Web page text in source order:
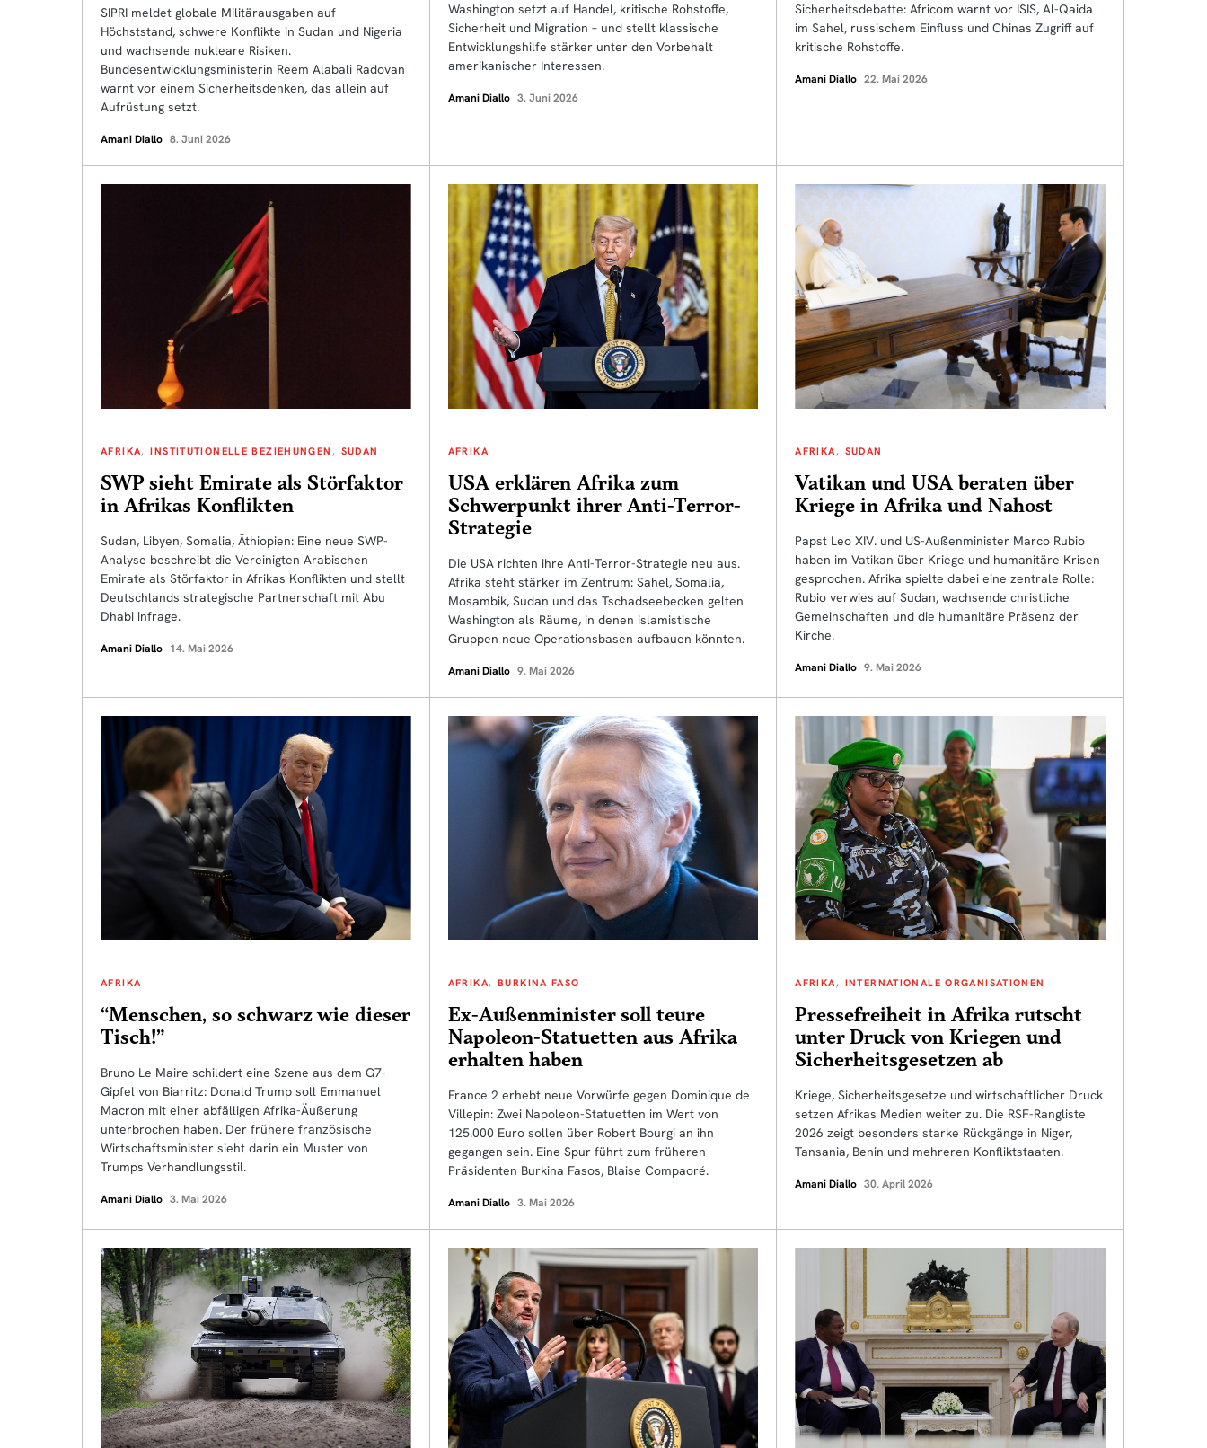
SIPRI meldet globale Militärausgaben auf
Höchststand, schwere Konflikte in Sudan und Nigeria
und wachsende nukleare Risiken.
Bundesentwicklungsministerin Reem Alabali Radovan
warnt vor einem Sicherheitsdenken, das allein auf
Aufrüstung setzt.
Amani Diallo 8. Juni 2026
Washington setzt auf Handel, kritische Rohstoffe,
Sicherheit und Migration – und stellt klassische
Entwicklungshilfe stärker unter den Vorbehalt
amerikanischer Interessen.
Amani Diallo 3. Juni 2026
Sicherheitsdebatte: Africom warnt vor ISIS, Al-Qaida
im Sahel, russischem Einfluss und Chinas Zugriff auf
kritische Rohstoffe.
Amani Diallo 22. Mai 2026
AFRIKA INSTITUTIONELLE BEZIEHUNGEN SUDAN
SWP sieht Emirate als Störfaktor
in Afrikas Konflikten
Sudan, Libyen, Somalia, Äthiopien: Eine neue SWP-
Analyse beschreibt die Vereinigten Arabischen
Emirate als Störfaktor in Afrikas Konflikten und stellt
Deutschlands strategische Partnerschaft mit Abu
Dhabi infrage.
Amani Diallo 14. Mai 2026
AFRIKA
USA erklären Afrika zum
Schwerpunkt ihrer Anti-Terror-
Strategie
Die USA richten ihre Anti-Terror-Strategie neu aus.
Afrika steht stärker im Zentrum: Sahel, Somalia,
Mosambik, Sudan und das Tschadseebecken gelten
Washington als Räume, in denen islamistische
Gruppen neue Operationsbasen aufbauen könnten.
Amani Diallo 9. Mai 2026
AFRIKA SUDAN
Vatikan und USA beraten über
Kriege in Afrika und Nahost
Papst Leo XIV. und US-Außenminister Marco Rubio
haben im Vatikan über Kriege und humanitäre Krisen
gesprochen. Afrika spielte dabei eine zentrale Rolle:
Rubio verwies auf Sudan, wachsende christliche
Gemeinschaften und die humanitäre Präsenz der
Kirche.
Amani Diallo 9. Mai 2026
AFRIKA
“Menschen, so schwarz wie dieser
Tisch!”
Bruno Le Maire schildert eine Szene aus dem G7-
Gipfel von Biarritz: Donald Trump soll Emmanuel
Macron mit einer abfälligen Afrika-Äußerung
unterbrochen haben. Der frühere französische
Wirtschaftsminister sieht darin ein Muster von
Trumps Verhandlungsstil.
Amani Diallo 3. Mai 2026
AFRIKA BURKINA FASO
Ex-Außenminister soll teure
Napoleon-Statuetten aus Afrika
erhalten haben
France 2 erhebt neue Vorwürfe gegen Dominique de
Villepin: Zwei Napoleon-Statuetten im Wert von
125.000 Euro sollen über Robert Bourgi an ihn
gegangen sein. Eine Spur führt zum früheren
Präsidenten Burkina Fasos, Blaise Compaoré.
Amani Diallo 3. Mai 2026
AFRIKA INTERNATIONALE ORGANISATIONEN
Pressefreiheit in Afrika rutscht
unter Druck von Kriegen und
Sicherheitsgesetzen ab
Kriege, Sicherheitsgesetze und wirtschaftlicher Druck
setzen Afrikas Medien weiter zu. Die RSF-Rangliste
2026 zeigt besonders starke Rückgänge in Niger,
Tansania, Benin und mehreren Konfliktstaaten.
Amani Diallo 30. April 2026